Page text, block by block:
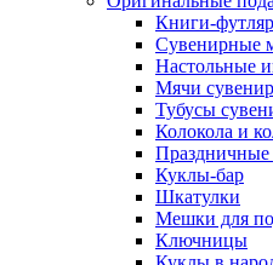
Книги-
Сувенирные
Настольные
Мячи
Тубусы
Колокола и
Куклы-бар
Шкатулки
Мешки для
Ключницы